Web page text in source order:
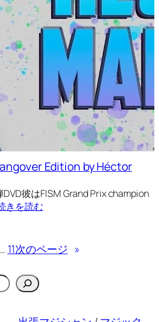
Edition by Héctor
彼はFISM Grand Prix champion
きを読む
… 11次のページ »